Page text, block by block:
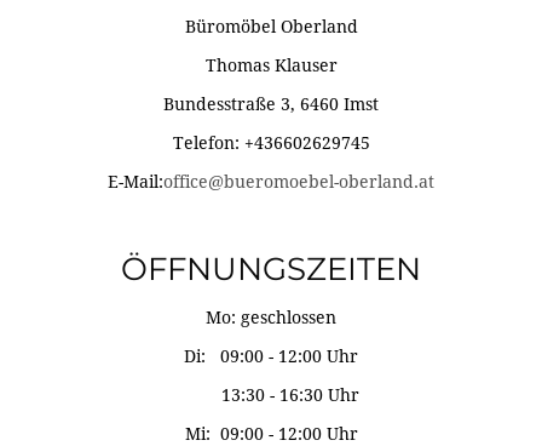
Büromöbel Oberland
Thomas Klauser
Bundesstraße 3, 6460 Imst
Telefon: +436602629745
E-Mail:office@bueromoebel-oberland.at
ÖFFNUNGSZEITEN
Mo: geschlossen
Di: 09:00 - 12:00 Uhr
13:30 - 16:30 Uhr
Mi: 09:00 - 12:00 Uhr